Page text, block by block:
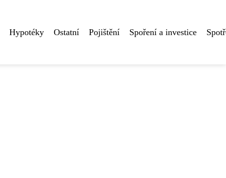
Hypotéky Ostatní Pojištění Spoření a investice